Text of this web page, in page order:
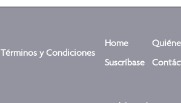
Términos y Condiciones
Home
Suscríbase